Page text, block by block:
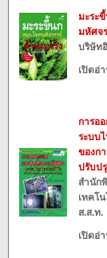
มะระ
มหัศจ
บริษัท
เปิดอ่
การอ
ระบบ
ของก
ปรับป
สำนัก
เทคโ
ส.ส.ท.
เปิดอ่